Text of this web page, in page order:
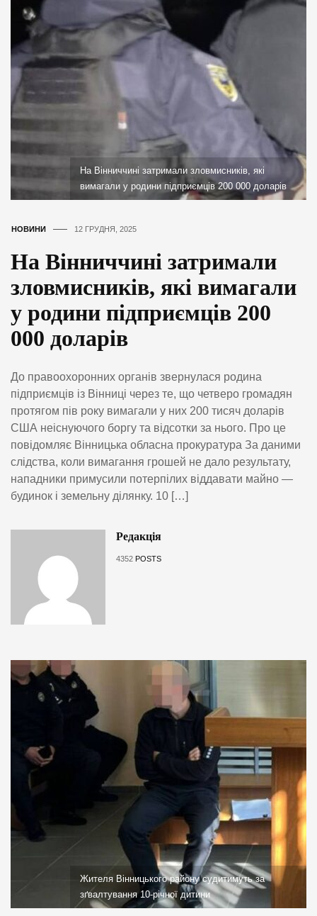
На Вінниччині затримали зловмисників, які
вимагали у родини підприємців 200 000 доларів
НОВИНИ 12 ГРУДНЯ, 2025
На Вінниччині затримали
зловмисників, які вимагали
у родини підприємців 200
000 доларів
До правоохоронних органів звернулася родина
підприємців із Вінниці через те, що четверо громадян
протягом пів року вимагали у них 200 тисяч доларів
США неіснуючого боргу та відсотки за нього. Про це
повідомляє Вінницька обласна прокуратура За даними
слідства, коли вимагання грошей не дало результату,
нападники примусили потерпілих віддавати майно —
будинок і земельну ділянку. 10 […]
Редакція
4352 POSTS
Жителя Вінницького району судитимуть за
зґвалтування 10-річної дитини